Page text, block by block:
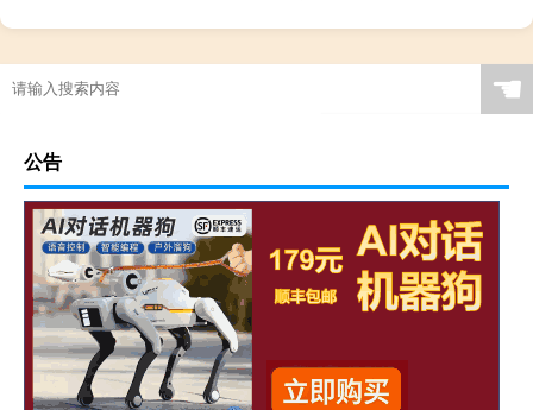
☚
公告